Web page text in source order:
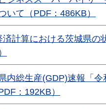
いて（PDF：486KB）
計算における茨城県の
内総生産(GDP)速報「令
：192KB）